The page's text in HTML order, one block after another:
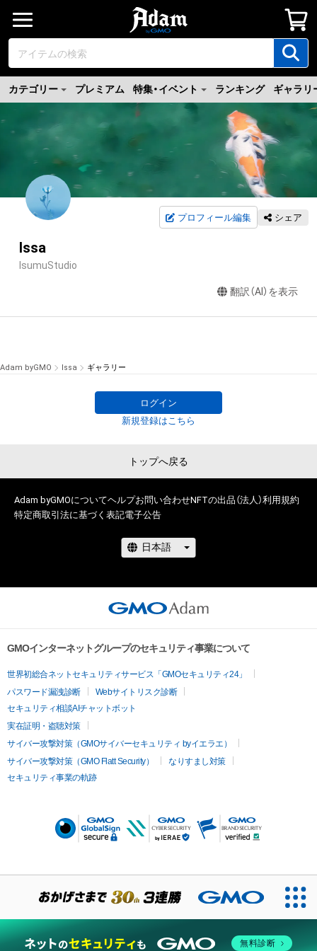
カテゴリー プレミアム 特集・イベント ランキング ギャラリ
プロフィール編集 シェア
Issa
IsumuStudio
翻訳（AI）を表示
Adam byGMO Issa ギャラリー
ログイン
新規登録はこちら
トップへ戻る
Adam byGMOについてヘルプお問い合わせNFTの出品（法人）利用規約
特定商取引法に基づく表記電子公告
GMOインターネットグループのセキュリティ事業について
世界初総合ネットセキュリティサービス「GMOセキュリティ24」
パスワード漏洩診断
Webサイトリスク診断
セキュリティ相談AIチャットボット
実在証明・盗聴対策
サイバー攻撃対策（GMOサイバーセキュリティ byイエラエ）
サイバー攻撃対策（GMO Flatt Security）
なりすまし対策
セキュリティ事業の軌跡
無料診断